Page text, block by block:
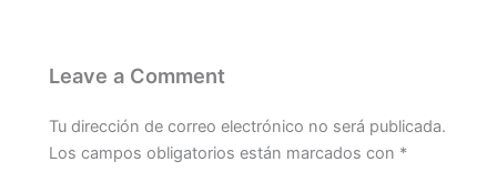
Leave a Comment
Tu dirección de correo electrónico no será publicada.
Los campos obligatorios están marcados con *